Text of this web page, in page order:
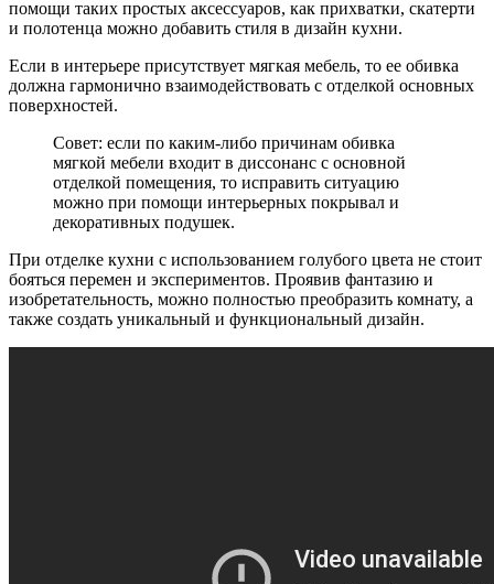
помощи таких простых аксессуаров, как прихватки, скатерти
и полотенца можно добавить стиля в дизайн кухни.
Если в интерьере присутствует мягкая мебель, то ее обивка
должна гармонично взаимодействовать с отделкой основных
поверхностей.
Совет: если по каким-либо причинам обивка
мягкой мебели входит в диссонанс с основной
отделкой помещения, то исправить ситуацию
можно при помощи интерьерных покрывал и
декоративных подушек.
При отделке кухни с использованием голубого цвета не стоит
бояться перемен и экспериментов. Проявив фантазию и
изобретательность, можно полностью преобразить комнату, а
также создать уникальный и функциональный дизайн.